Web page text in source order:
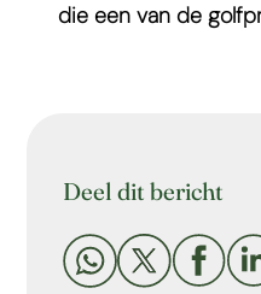
die een van de
Deel dit bericht
  